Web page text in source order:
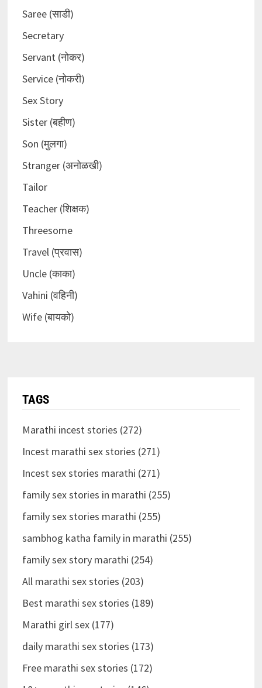
Saree (साडी)
Secretary
Servant (नोकर)
Service (नोकरी)
Sex Story
Sister (बहीण)
Son (मुलगा)
Stranger (अनोळखी)
Tailor
Teacher (शिक्षक)
Threesome
Travel (प्रवास)
Uncle (काका)
Vahini (वहिनी)
Wife (बायको)
TAGS
Marathi incest stories (272)
Incest marathi sex stories (271)
Incest sex stories marathi (271)
family sex stories in marathi (255)
family sex stories marathi (255)
sambhog katha family in marathi (255)
family sex story marathi (254)
All marathi sex stories (203)
Best marathi sex stories (189)
Marathi girl sex (177)
daily marathi sex stories (173)
Free marathi sex stories (172)